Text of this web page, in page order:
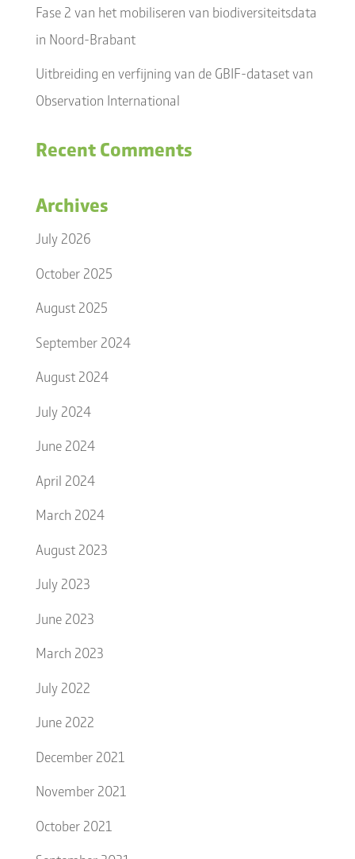
Fase 2 van het mobiliseren van biodiversiteitsdata
in Noord-Brabant
Uitbreiding en verfijning van de GBIF-dataset van
Observation International
Recent Comments
Archives
July 2026
October 2025
August 2025
September 2024
August 2024
July 2024
June 2024
April 2024
March 2024
August 2023
July 2023
June 2023
March 2023
July 2022
June 2022
December 2021
November 2021
October 2021